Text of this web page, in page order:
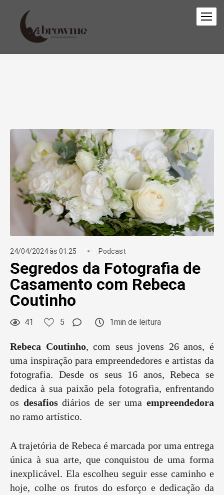
24/04/2024 às 01:25 Podcast
Segredos da Fotografia de
Casamento com Rebeca
Coutinho
41 5 1min de leitura
Rebeca Coutinho, com seus jovens 26 anos, é
uma inspiração para empreendedores e artistas da
fotografia. Desde os seus 16 anos, Rebeca se
dedica à sua paixão pela fotografia, enfrentando
os desafiosdiários de ser umaempreendedora
no ramo artístico.
A trajetória de Rebeca é marcada por uma entrega
única à sua arte, que conquistou de uma forma
inexplicável. Ela escolheu seguir esse caminho e
hoje, colhe os frutos do esforço e dedicação da